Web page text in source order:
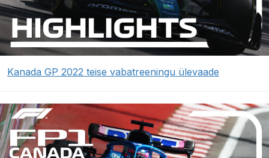
Kanada GP 2022 teise vabatreeningu ülevaade